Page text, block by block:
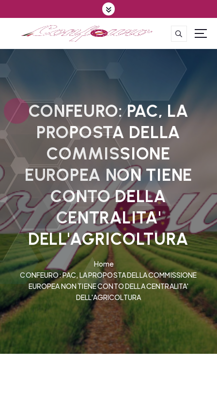
k
t
t
CONFEURO: PAC, LA
PROPOSTA DELLA
COMMISSIONE
EUROPEA NON TIENE
CONTO DELLA
CENTRALITA'
DELL'AGRICOLTURA
Home
CONFEURO: PAC, LA PROPOSTA DELLA COMMISSIONE
EUROPEA NON TIENE CONTO DELLA CENTRALITA'
DELL'AGRICOLTURA